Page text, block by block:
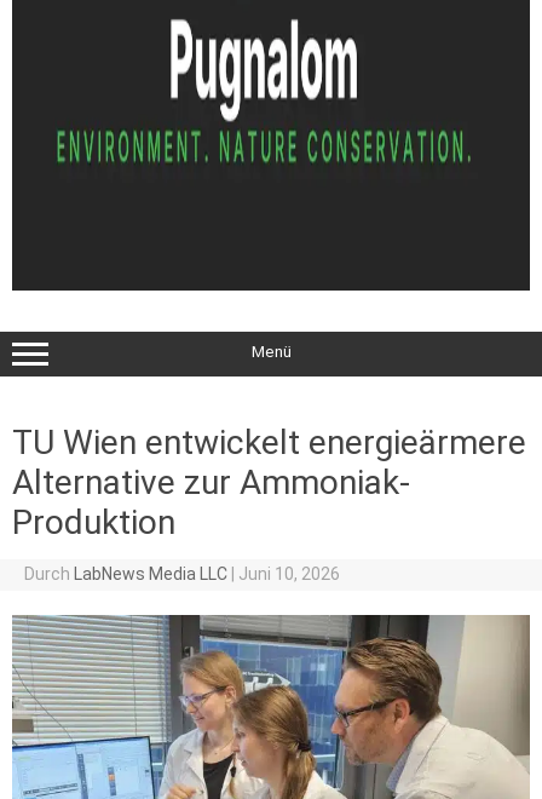
Menü
TU Wien entwickelt energieärmere
Alternative zur Ammoniak-
Produktion
Durch LabNews Media LLC Juni 10, 2026